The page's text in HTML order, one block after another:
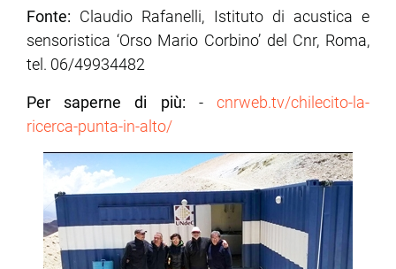
Fonte: Claudio Rafanelli, Istituto di acustica e
sensoristica ‘Orso Mario Corbino’ del Cnr, Roma,
tel. 06/49934482
Per saperne di più: -cnrweb.tv/chilecito-la-
ricerca-punta-in-alto/